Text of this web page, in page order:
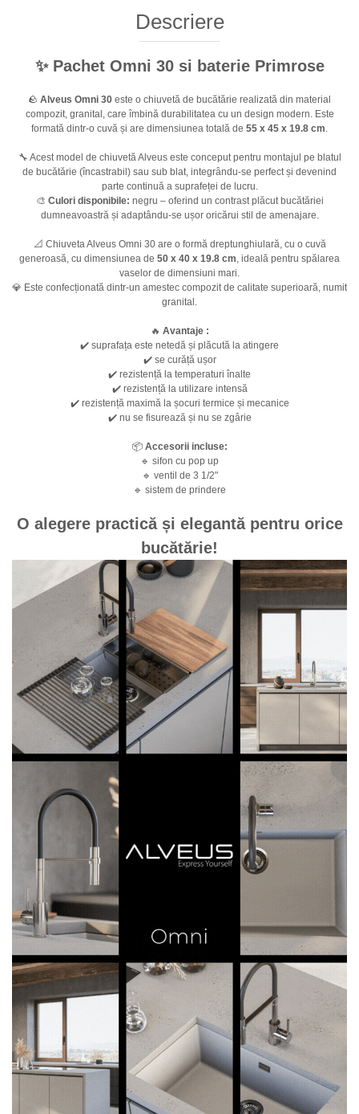
Descriere
✨ Pachet Omni 30 si baterie Primrose
🪨 Alveus Omni 30 este o chiuvetă de bucătărie realizată din material
compozit, granital, care îmbină durabilitatea cu un design modern. Este
formată dintr-o cuvă și are dimensiunea totală de 55 x 45 x 19.8 cm
🔧 Acest model de chiuvetă Alveus este conceput pentru montajul pe blatul
de bucătărie (încastrabil) sau sub blat, integrându-se perfect și devenind
parte continuă a suprafeței de lucru.
🎨 Culori disponibile: negru – oferind un contrast plăcut bucătăriei
dumneavoastră și adaptându-se ușor oricărui stil de amenajare.
📐 Chiuveta Alveus Omni 30 are o formă dreptunghiulară, cu o cuvă
generoasă, cu dimensiunea de 50 x 40 x 19.8 cm , ideală pentru spălarea
vaselor de dimensiuni mari.
💎 Este confecționată dintr-un amestec compozit de calitate superioară, numit
granital.
🔥 Avantaje :
✔️ suprafața este netedă și plăcută la atingere
✔️ se curăță ușor
✔️ rezistență la temperaturi înalte
✔️ rezistență la utilizare intensă
✔️ rezistență maximă la șocuri termice și mecanice
✔️ nu se fisurează și nu se zgârie
📦 Accesorii incluse:
🔹 sifon cu pop up
🔹 ventil de 3 1/2"
🔹 sistem de prindere
O alegere practică și elegantă pentru orice
bucătărie!